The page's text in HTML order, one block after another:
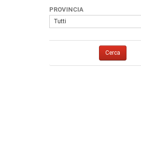
PROVINCIA
Tutti
Cerca